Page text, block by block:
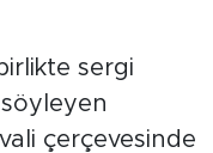
sergi
çerçevesinde